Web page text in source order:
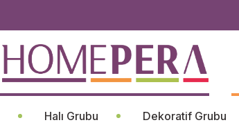
Halı Grubu Dekoratif Grubu